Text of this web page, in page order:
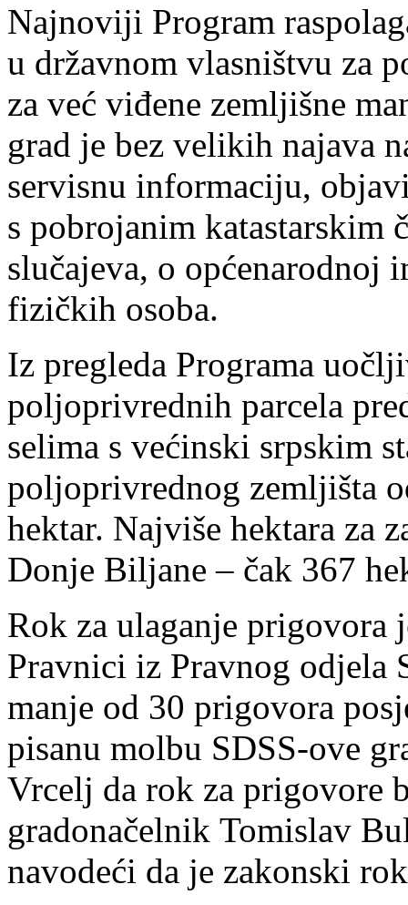
Najnoviji Program
u državnom vlasništvu za
za već viđene zemljišne
grad je bez velikih najava
servisnu informaciju,
s pobrojanim katastarskim
slučajeva, o općenarodnoj
fizičkih osoba.
Iz pregleda Programa
poljoprivrednih parcela
selima s većinski srpskim
poljoprivrednog zemljišta
hektar. Najviše hektara za
Donje Biljane – čak 367
Rok za ulaganje prigovora
Pravnici iz Pravnog odjela
manje od 30 prigovora
pisanu molbu SDSS-ove
Vrcelj da rok za prigovore
gradonačelnik Tomislav
navodeći da je zakonski